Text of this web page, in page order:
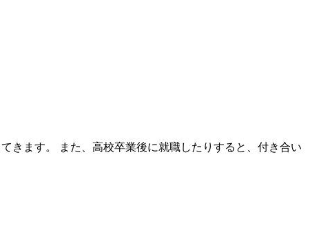
きます。 また、高校卒業後に就職したりすると、付き合い